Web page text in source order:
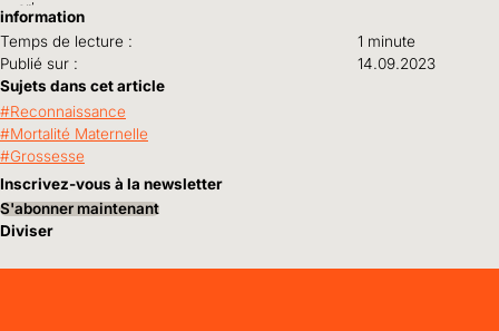
information
Temps de lecture :
1 minute
Publié sur :
14.09.2023
Sujets dans cet article
Reconnaissance
Mortalité Maternelle
Grossesse
Inscrivez-vous à la newsletter
S'abonner maintenant
Diviser